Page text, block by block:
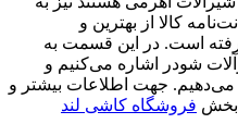
کالا از بهترین و
است. در این قسمت به
شودر اشاره می‌کنیم و
جهت اطلاعات بیشتر و
بخش فروشگاه کاشی لند